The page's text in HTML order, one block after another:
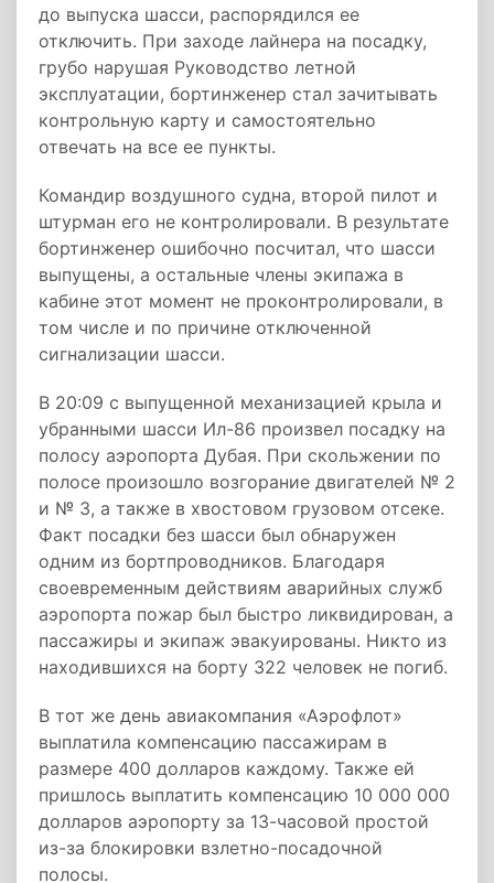
до выпуска шасси, распорядился ее
отключить. При заходе лайнера на посадку,
грубо нарушая Руководство летной
эксплуатации, бортинженер стал зачитывать
контрольную карту и самостоятельно
отвечать на все ее пункты.
Командир воздушного судна, второй пилот и
штурман его не контролировали. В результате
бортинженер ошибочно посчитал, что шасси
выпущены, а остальные члены экипажа в
кабине этот момент не проконтролировали, в
том числе и по причине отключенной
сигнализации шасси.
В 20:09 с выпущенной механизацией крыла и
убранными шасси Ил-86 произвел посадку на
полосу аэропорта Дубая. При скольжении по
полосе произошло возгорание двигателей № 2
и № 3, а также в хвостовом грузовом отсеке.
Факт посадки без шасси был обнаружен
одним из бортпроводников. Благодаря
своевременным действиям аварийных служб
аэропорта пожар был быстро ликвидирован, а
пассажиры и экипаж эвакуированы. Никто из
находившихся на борту 322 человек не погиб.
В тот же день авиакомпания «Аэрофлот»
выплатила компенсацию пассажирам в
размере 400 долларов каждому. Также ей
пришлось выплатить компенсацию 10 000 000
долларов аэропорту за 13-часовой простой
из-за блокировки взлетно-посадочной
полосы.